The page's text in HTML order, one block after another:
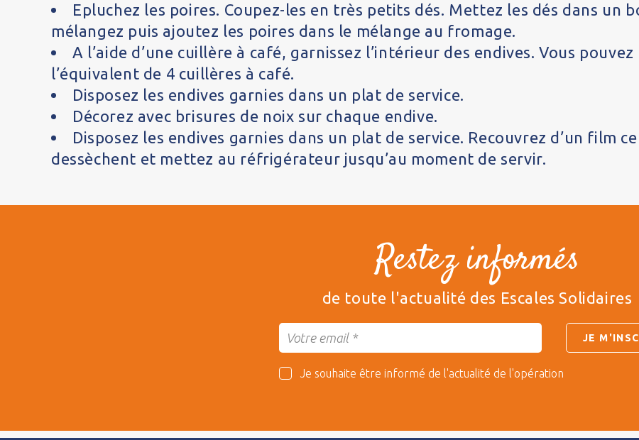
Epluchez les poires. Coupez-les en très petits dés. Mettez les dés dans un
mélangez puis ajoutez les poires dans le mélange au fromage.
A l’aide d’une cuillère à café, garnissez l’intérieur des endives. Vous
l’équivalent de 4 cuillères à café.
Disposez les endives garnies dans un plat de service.
Décorez avec brisures de noix sur chaque endive.
Disposez les endives garnies dans un plat de service. Recouvrez d’un film
dessèchent et mettez au réfrigérateur jusqu’au moment de servir.
Restez informés
de toute l'actualité des Escales Solidaires
Je souhaite être informé de l'actualité de l'opération